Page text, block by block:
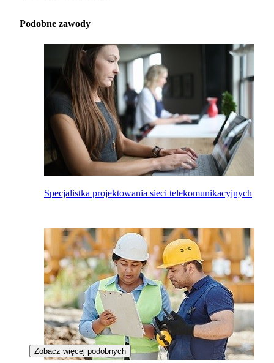
Podobne zawody
Specjalistka projektowania sieci telekomunikacyjnych
Zobacz więcej podobnych